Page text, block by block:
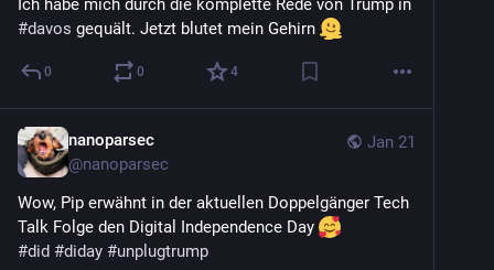
#davos gequält. Jetzt blutet mein Gehirn
0 0 4
Jan 21
nanoparsec
@nanoparsec
Wow, Pip erwähnt in der aktuellen Doppelgänger Tech
Talk Folge den Digital Independence Day
#did #diday #unplugtrump